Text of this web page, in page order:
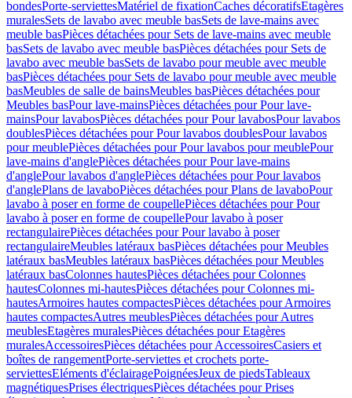
bondesPorte-serviettesMatériel de fixationCaches décoratifsEtagères
muralesSets de lavabo avec meuble basSets de lave-mains avec
meuble basPièces détachées pour Sets de lave-mains avec meuble
basSets de lavabo avec meuble basPièces détachées pour Sets de
lavabo avec meuble basSets de lavabo pour meuble avec meuble
basPièces détachées pour Sets de lavabo pour meuble avec meuble
basMeubles de salle de bainsMeubles basPièces détachées pour
Meubles basPour lave-mainsPièces détachées pour Pour lave-
mainsPour lavabosPièces détachées pour Pour lavabosPour lavabos
doublesPièces détachées pour Pour lavabos doublesPour lavabos
pour meublePièces détachées pour Pour lavabos pour meublePour
lave-mains d'anglePièces détachées pour Pour lave-mains
d'anglePour lavabos d'anglePièces détachées pour Pour lavabos
d'anglePlans de lavaboPièces détachées pour Plans de lavaboPour
lavabo à poser en forme de coupellePièces détachées pour Pour
lavabo à poser en forme de coupellePour lavabo à poser
rectangulairePièces détachées pour Pour lavabo à poser
rectangulaireMeubles latéraux basPièces détachées pour Meubles
latéraux basMeubles latéraux basPièces détachées pour Meubles
latéraux basColonnes hautesPièces détachées pour Colonnes
hautesColonnes mi-hautesPièces détachées pour Colonnes mi-
hautesArmoires hautes compactesPièces détachées pour Armoires
hautes compactesAutres meublesPièces détachées pour Autres
meublesEtagères muralesPièces détachées pour Etagères
muralesAccessoiresPièces détachées pour AccessoiresCasiers et
boîtes de rangementPorte-serviettes et crochets porte-
serviettesEléments d'éclairagePoignéesJeux de piedsTableaux
magnétiquesPrises électriquesPièces détachées pour Prises